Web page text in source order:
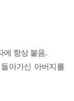
에 항상 붙음.
아가신 아버지를